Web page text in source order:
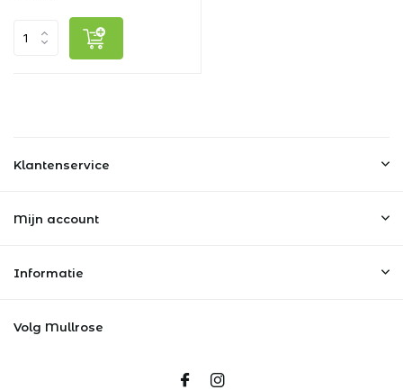
Klantenservice
Mijn account
Informatie
Volg Mullrose